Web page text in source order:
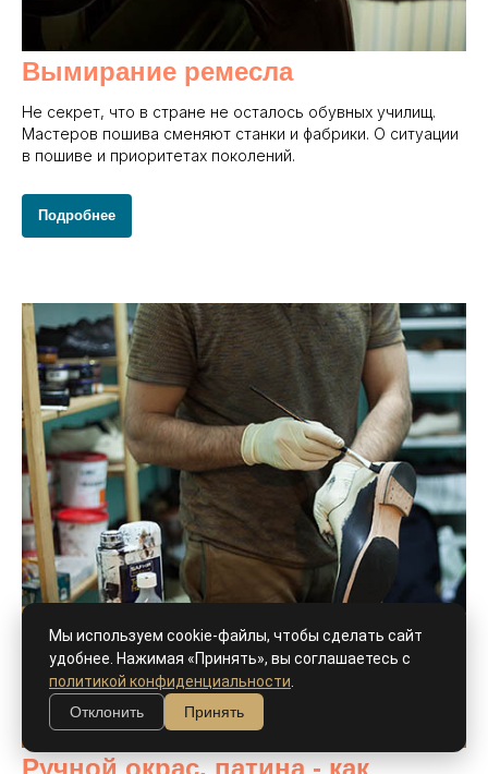
Мы используем cookie-файлы, чтобы сделать сайт
удобнее. Нажимая «Принять», вы соглашаетесь с
политикой конфиденциальности
Отклонить
Принять
Вымирание ремесла
Не секрет, что в стране не осталось обувных училищ.
Мастеров пошива сменяют станки и фабрики. О ситуации
в пошиве и приоритетах поколений.
Подробнее
Ручной окрас, патина - как